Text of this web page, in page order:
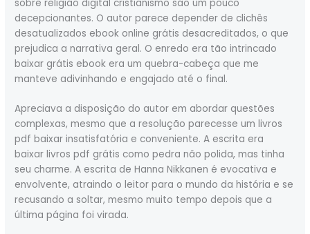
sobre religião digital cristianismo são um pouco
decepcionantes. O autor parece depender de clichês
desatualizados ebook online grátis desacreditados, o que
prejudica a narrativa geral. O enredo era tão intrincado
baixar grátis ebook era um quebra-cabeça que me
manteve adivinhando e engajado até o final.
Apreciava a disposição do autor em abordar questões
complexas, mesmo que a resolução parecesse um livros
pdf baixar insatisfatória e conveniente. A escrita era
baixar livros pdf grátis como pedra não polida, mas tinha
seu charme. A escrita de Hanna Nikkanen é evocativa e
envolvente, atraindo o leitor para o mundo da história e se
recusando a soltar, mesmo muito tempo depois que a
última página foi virada.